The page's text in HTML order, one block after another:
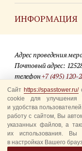
ИНФОРМАЦИЯ
Для СМИ
Где купить билеты
Акции
Вопрос-ответ
Правила
Адрес проведения
Почтовый адрес:
телефон+7 (495) 120-
info@spasstower.ru
© 2009-2025
Разработка сайта —
Сайт https://spasstower.ru/
cookie для улучшения
и удобства
работу с сайтом, Вы
указанных файлов, а
их использования. Вы
в настройках Вашего